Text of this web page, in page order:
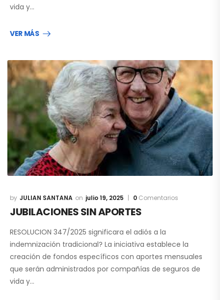
vida y…
VER MÁS
JULIAN SANTANA julio 19, 2025 0 Comentarios
JUBILACIONES SIN APORTES
RESOLUCION 347/2025 significara el adiós a la
indemnización tradicional? La iniciativa establece la
creación de fondos específicos con aportes mensuales
que serán administrados por compañías de seguros de
vida y…